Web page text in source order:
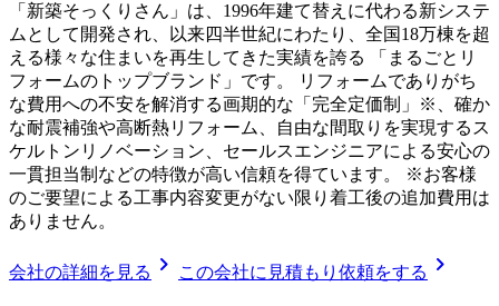
「新築そっくりさん」は、1996年建て替えに代わる新システ
ムとして開発され、以来四半世紀にわたり、全国18万棟を超
える様々な住まいを再生してきた実績を誇る 「まるごとリ
フォームのトップブランド」です。 リフォームでありがち
な費用への不安を解消する画期的な「完全定価制」※、確か
な耐震補強や高断熱リフォーム、自由な間取りを実現するス
ケルトンリノベーション、セールスエンジニアによる安心の
一貫担当制などの特徴が高い信頼を得ています。 ※お客様
のご要望による工事内容変更がない限り着工後の追加費用は
ありません。
会社の詳細を見る chevron_right この会社に見積もり依頼をする chevron_right